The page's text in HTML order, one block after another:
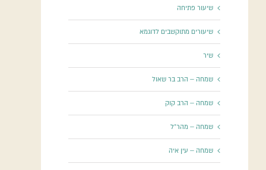
שיעור פתיחה
שיעורים מתוקשבים לדוגמא
שיר
שמחה – הרב בר שאול
שמחה – הרב קוק
שמחה – מהר"ל
שמחה – עין איה